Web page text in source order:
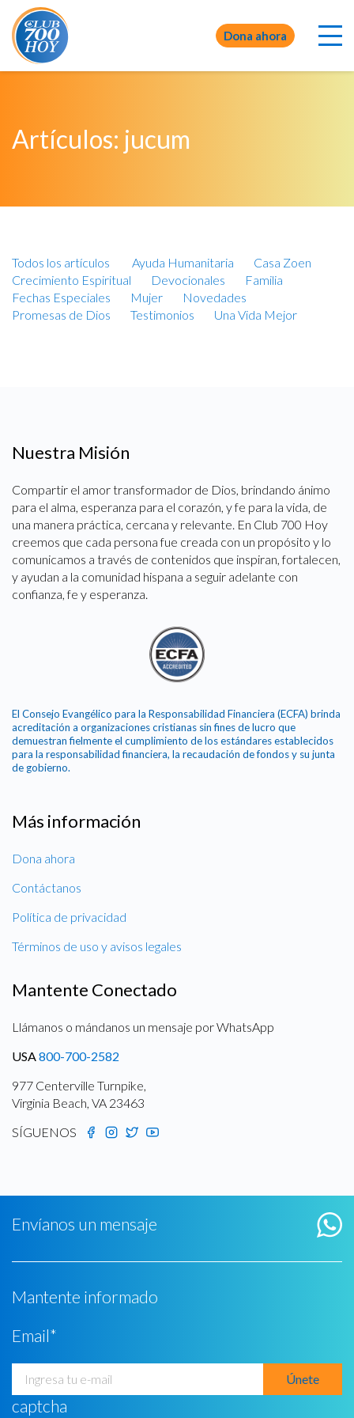
Dona ahora
Artículos: jucum
Todos los artículos Ayuda Humanitaria
Casa Zoen
Crecimiento Espiritual
Devocionales
Familia
Fechas Especiales
Mujer
Novedades
Promesas de Dios
Testimonios Una Vida Mejor
Nuestra Misión
Compartir el amor transformador de Dios, brindando ánimo
para el alma, esperanza para el corazón, y fe para la vida, de
una manera práctica, cercana y relevante. En Club 700 Hoy
creemos que cada persona fue creada con un propósito y lo
comunicamos a través de contenidos que inspiran, fortalecen,
y ayudan a la comunidad hispana a seguir adelante con
confianza, fe y esperanza.
El Consejo Evangélico para la Responsabilidad Financiera (ECFA) brinda
acreditación a organizaciones cristianas sin fines de lucro que
demuestran fielmente el cumplimiento de los estándares establecidos
para la responsabilidad financiera, la recaudación de fondos y su junta
de gobierno.
Más información
Dona ahora
Contáctanos
Política de privacidad
Términos de uso y avisos legales
Mantente Conectado
Llámanos o mándanos un mensaje por WhatsApp
USA800-700-2582
977 Centerville Turnpike,
Virginia Beach, VA 23463
SÍGUENOS
Envíanos un mensaje
Mantente informado
Email*
captcha